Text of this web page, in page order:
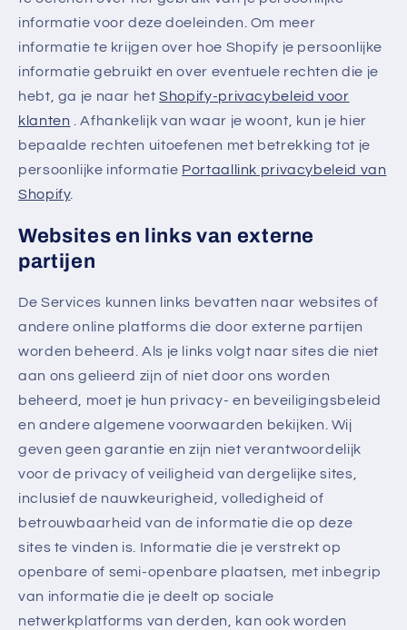
informatie voor deze doeleinden. Om meer
informatie te krijgen over hoe Shopify je persoonlijke
informatie gebruikt en over eventuele rechten die je
hebt, ga je naar hetShopify-privacybeleid voor
klanten . Afhankelijk van waar je woont, kun je hier
bepaalde rechten uitoefenen met betrekking tot je
persoonlijke informatie Portaallink privacybeleid van
Shopify.
Websites en links van externe
partijen
De Services kunnen links bevatten naar websites of
andere online platforms die door externe partijen
worden beheerd. Als je links volgt naar sites die niet
aan ons gelieerd zijn of niet door ons worden
beheerd, moet je hun privacy- en beveiligingsbeleid
en andere algemene voorwaarden bekijken. Wij
geven geen garantie en zijn niet verantwoordelijk
voor de privacy of veiligheid van dergelijke sites,
inclusief de nauwkeurigheid, volledigheid of
betrouwbaarheid van de informatie die op deze
sites te vinden is. Informatie die je verstrekt op
openbare of semi-openbare plaatsen, met inbegrip
van informatie die je deelt op sociale
netwerkplatforms van derden, kan ook worden